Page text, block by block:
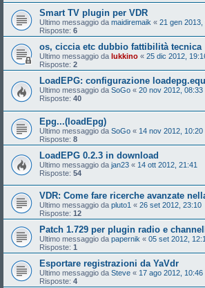
Smart TV plugin per VDR
Ultimo messaggio da maidiremaik « 21 gen 2013,
Risposte: 6
os, ciccia etc dubbio fattibilità tecnica
Ultimo messaggio da lukkino « 25 dic 2012,
Risposte: 2
LoadEPG: configurazione
Ultimo messaggio da SoGo « 20 nov 2012, 08:33
Risposte: 40
Epg...(loadEpg)
Ultimo messaggio da SoGo « 14 nov 2012, 10:20
Risposte: 8
LoadEPG 0.2.3 in download
Ultimo messaggio da jan23 « 14 ott 2012, 21:41
Risposte: 54
VDR: Come fare ricerche avanzate
Ultimo messaggio da pluto1 « 26 set 2012, 23:10
Risposte: 12
Patch 1.729 per plugin radio e
Ultimo messaggio da papernik « 05 set 2012,
Risposte: 1
Esportare registrazioni da YaVdr
Ultimo messaggio da Steve « 17 ago 2012, 10:46
Risposte: 4